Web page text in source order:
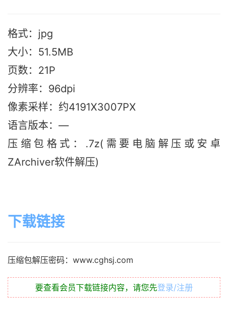
格式：jpg
大小：51.5MB
页数：21P
分辨率：96dpi
像素采样：约4191X3007PX
语言版本：—
压缩包格式：.7z(需要电脑解压或安卓
ZArchiver软件解压)
下载链接
压缩包解压密码：www.cghsj.com
要查看会员下载链接内容，请您先登录/注册